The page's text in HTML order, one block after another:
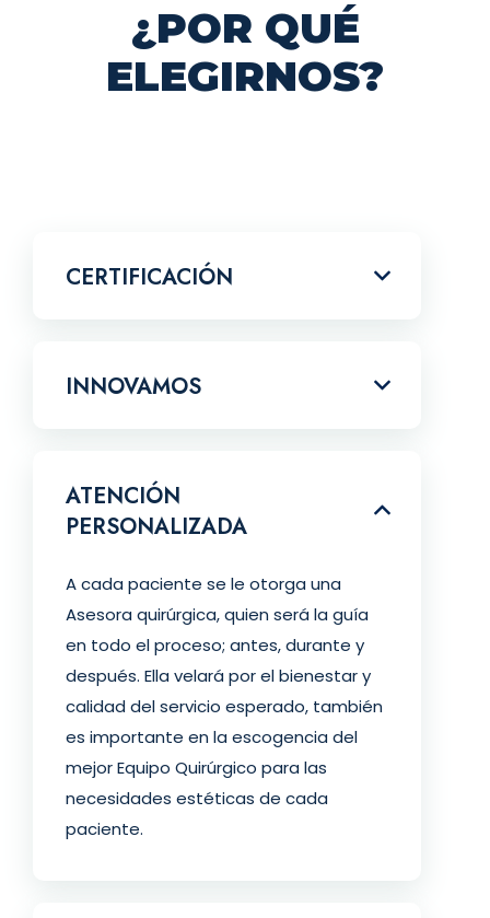
¿POR QUÉ
ELEGIRNOS?
CERTIFICACIÓN
INNOVAMOS
ATENCIÓN
PERSONALIZADA
A cada paciente se le otorga una
Asesora quirúrgica, quien será la guía
en todo el proceso; antes, durante y
después. Ella velará por el bienestar y
calidad del servicio esperado, también
es importante en la escogencia del
mejor Equipo Quirúrgico para las
necesidades estéticas de cada
paciente.